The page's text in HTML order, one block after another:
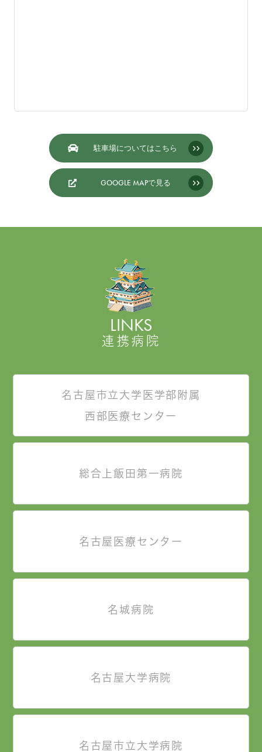
駐車場についてはこちら
GOOGLE MAPで見る
LINKS
連携病院
名古屋市立大学医学部附属
西部医療センター
総合上飯田第一病院
名古屋医療センター
名城病院
名古屋大学病院
名古屋市立大学病院